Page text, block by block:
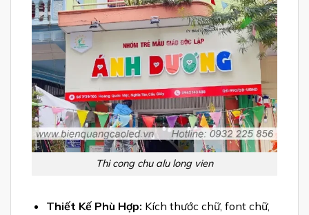
Thi cong chu alu long vien
Thiết Kế Phù Hợp: Kích thước chữ, font chữ,